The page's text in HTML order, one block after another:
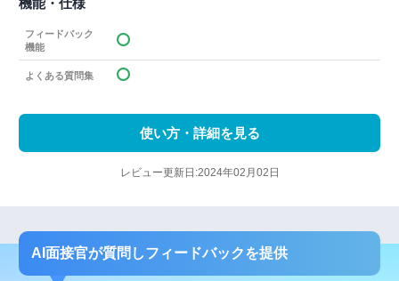
機能・仕様
フィードバック
機能
よくある質問集
使い方・詳細を見る
レビュー更新日:2024年02月02日
AI面接官が質問しフィードバックを提供